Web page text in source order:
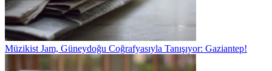
Müzikist Jam, Güneydoğu Coğrafyasıyla Tanışıyor: Gaziantep!